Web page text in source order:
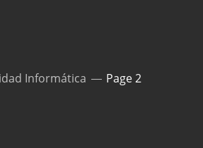
Informática Page 2